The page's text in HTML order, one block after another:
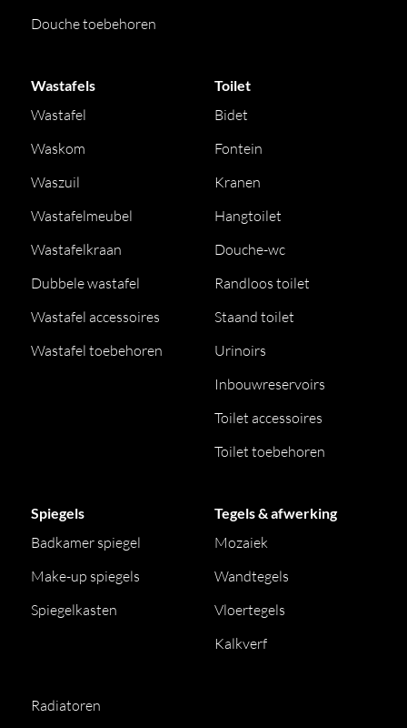
Douche toebehoren
Wastafels
Wastafel
Waskom
Waszuil
Wastafelmeubel
Wastafelkraan
Dubbele wastafel
Wastafel accessoires
Wastafel toebehoren
Toilet
Bidet
Fontein
Kranen
Hangtoilet
Douche-wc
Randloos toilet
Staand toilet
Urinoirs
Inbouwreservoirs
Toilet accessoires
Toilet toebehoren
Spiegels
Badkamer spiegel
Make-up spiegels
Spiegelkasten
Tegels & afwerking
Mozaiek
Wandtegels
Vloertegels
Kalkverf
Radiatoren